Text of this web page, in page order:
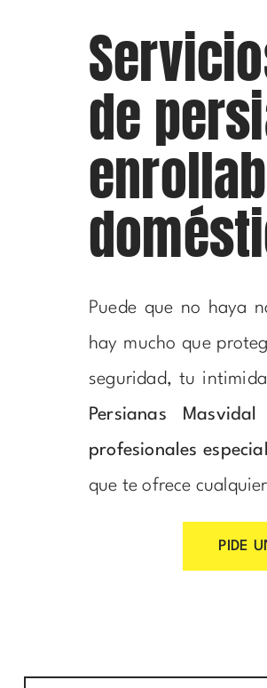
de
Puede que no haya
hay mucho que
seguridad, tu
Persianas Masvidal
profesionales
que te ofrece
PIDE